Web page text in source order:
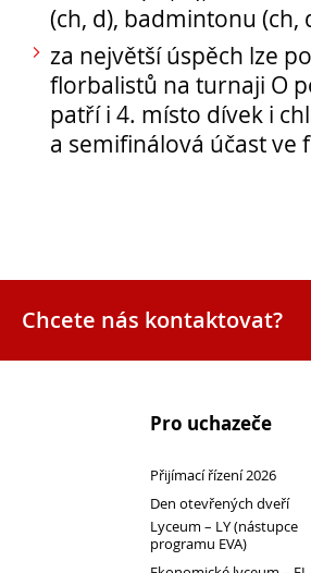
Erasmus+
Cesty do Německa
Vzdělávací zájezd do
DofE
O škole
(ch, d), badmintonu (ch,
za největší úspěch lze
florbalistů na turnaji O
patří i 4. místo dívek i
a semifinálová účast ve
Chcete nás kontaktovat?
Pro uchazeče
Přijímací řízení 2026
Den otevřených dveří
Lyceum – LY (nástupce
programu EVA)